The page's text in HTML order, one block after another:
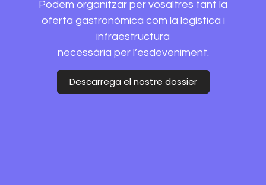
Podem organitzar per vosaltres tant la
oferta gastronòmica com la logística i
infraestructura
necessària per l’esdeveniment.
Descarrega el nostre dossier